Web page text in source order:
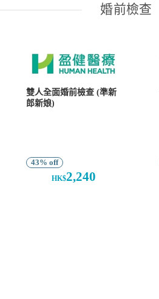
婚前檢查
雙人全面婚前檢查 (準新
郎新娘)
43% off
HK$2,240